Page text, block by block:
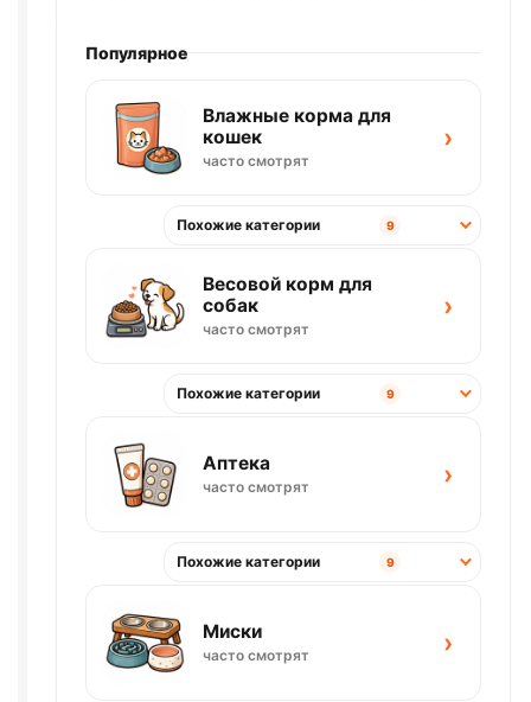
Популярное
Влажные корма для
кошек
часто смотрят
›
Похожие категории 9
Весовой корм для
собак
часто смотрят
›
Похожие категории 9
Аптека
часто смотрят ›
Похожие категории 9
Миски
часто смотрят ›